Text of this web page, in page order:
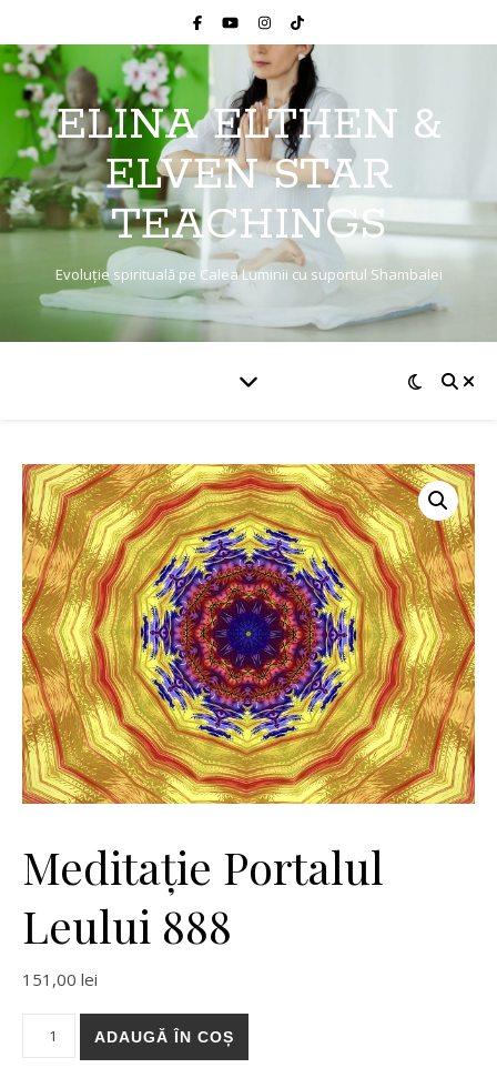
ELINA ELTHEN &
ELVEN STAR
TEACHINGS
Evoluție spirituală pe Calea Luminii cu suportul Shambalei
Meditație Portalul
Leului 888
151,00 lei
Cantitate Meditație Portalul Leului 888
ADAUGĂ ÎN COȘ